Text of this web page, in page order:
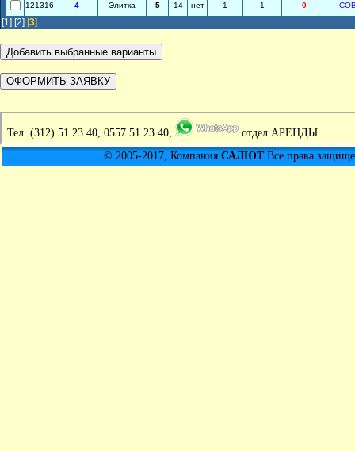
121316 4 Элитка 5 14 нет 1 1 0
[1] [2] [3]
Тел. (312) 51 23 40, 0557 51 23 40,
отдел АРЕНДЫ
© 2005-2017, Компания САЛЮТВсе права